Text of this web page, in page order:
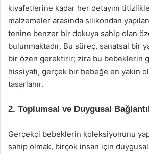
kıyafetlerine kadar her detayını
malzemeler arasında silikondan
tenine benzer bir dokuya sahip olan
bulunmaktadır. Bu süreç, sanatsal bir
bir özen gerektirir; zira bu bebeklerin
hissiyatı, gerçek bir bebeğe en yakın
tasarlanır.
2. Toplumsal ve Duygusal
Gerçekçi bebeklerin koleksiyonunu
sahip olmak, birçok insan için